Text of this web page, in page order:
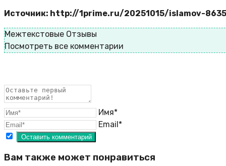
Источник: http://1prime.ru/20251015/islamov-
Межтекстовые Отзывы
Посмотреть все комментарии
Имя*
Email*
Вам также может понравиться